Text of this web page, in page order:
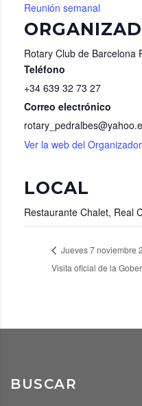
Reunión semanal
Rotary Club de Barcelona
Teléfono
+34 639 32 73 27
Correo electrónico
Ver la web del Organizador
LOCAL
Restaurante Chalet, Real
Jueves 7 noviembre
Visita oficial de la
BUSCAR